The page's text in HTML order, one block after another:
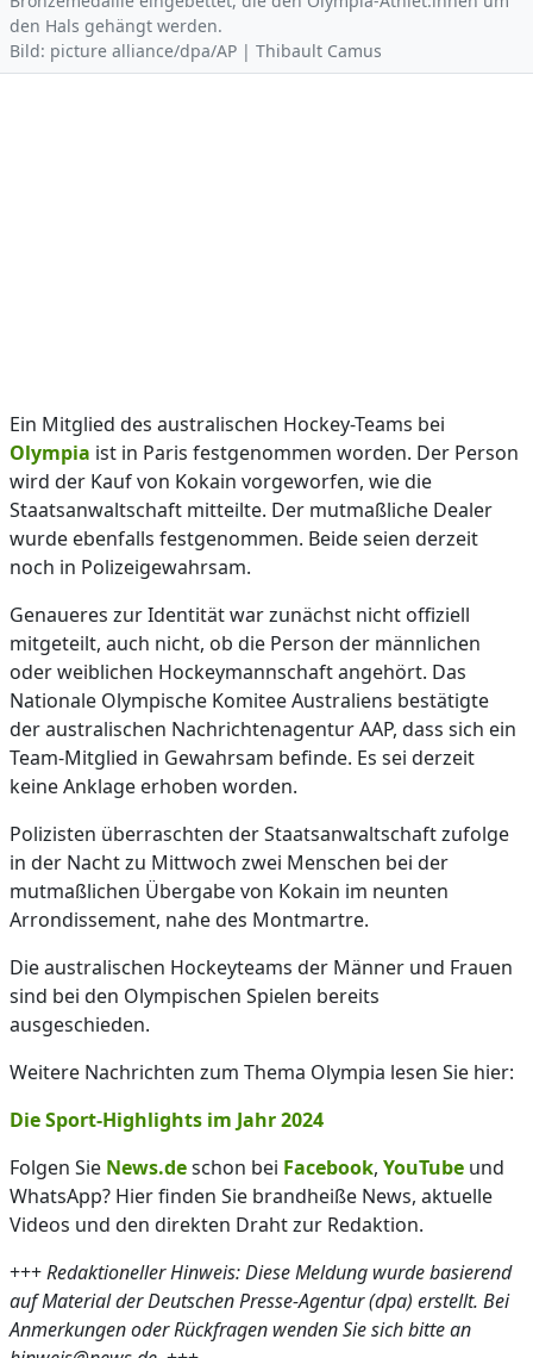
den Hals gehängt werden.
Bild: picture alliance/dpa/AP | Thibault Camus
Ein Mitglied des australischen Hockey-Teams bei
Olympia ist in Paris festgenommen worden. Der Person
wird der Kauf von Kokain vorgeworfen, wie die
Staatsanwaltschaft mitteilte. Der mutmaßliche Dealer
wurde ebenfalls festgenommen. Beide seien derzeit
noch in Polizeigewahrsam.
Genaueres zur Identität war zunächst nicht offiziell
mitgeteilt, auch nicht, ob die Person der männlichen
oder weiblichen Hockeymannschaft angehört. Das
Nationale Olympische Komitee Australiens bestätigte
der australischen Nachrichtenagentur AAP, dass sich ein
Team-Mitglied in Gewahrsam befinde. Es sei derzeit
keine Anklage erhoben worden.
Polizisten überraschten der Staatsanwaltschaft zufolge
in der Nacht zu Mittwoch zwei Menschen bei der
mutmaßlichen Übergabe von Kokain im neunten
Arrondissement, nahe des Montmartre.
Die australischen Hockeyteams der Männer und Frauen
sind bei den Olympischen Spielen bereits
ausgeschieden.
Weitere Nachrichten zum Thema Olympia lesen Sie hier:
Die Sport-Highlights im Jahr 2024
Folgen Sie News.deschon bei Facebook, YouTube und
WhatsApp? Hier finden Sie brandheiße News, aktuelle
Videos und den direkten Draht zur Redaktion.
+++Redaktioneller Hinweis: Diese Meldung wurde basierend
auf Material der Deutschen Presse-Agentur (dpa) erstellt. Bei
Anmerkungen oder Rückfragen wenden Sie sich bitte an